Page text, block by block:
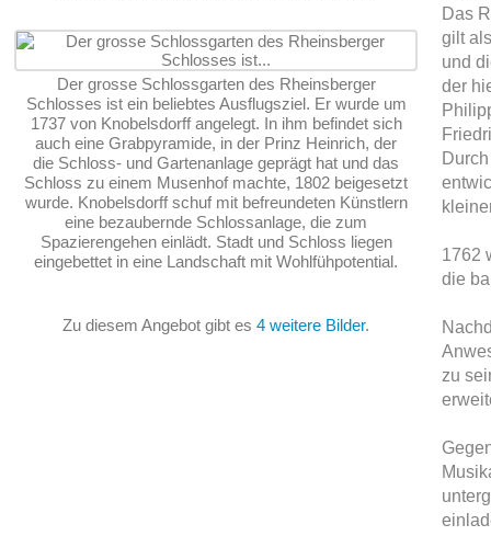
Der grosse Schlossgarten des Rheinsberger
Schlosses ist ein beliebtes Ausflugsziel. Er wurde um
1737 von Knobelsdorff angelegt. In ihm befindet sich
auch eine Grabpyramide, in der Prinz Heinrich, der
die Schloss- und Gartenanlage geprägt hat und das
Schloss zu einem Musenhof machte, 1802 beigesetzt
wurde. Knobelsdorff schuf mit befreundeten Künstlern
eine bezaubernde Schlossanlage, die zum
Spazierengehen einlädt. Stadt und Schloss liegen
eingebettet in eine Landschaft mit Wohlfühpotential.
Zu diesem Angebot gibt es 4 weitere Bilder.
Das
gilt
und
der
1762
die
zu